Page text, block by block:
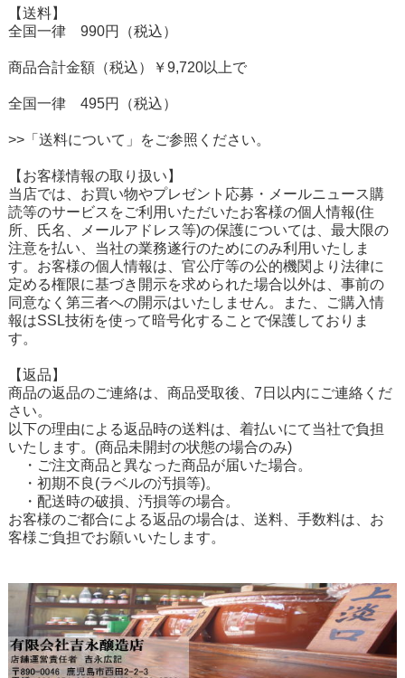
【送料】
全国一律 990円（税込）
商品合計金額（税込）￥9,720以上で
全国一律 495円（税込）
>>「送料について」をご参照ください。
【お客様情報の取り扱い】
当店では、お買い物やプレゼント応募・メールニュース購
読等のサービスをご利用いただいたお客様の個人情報(住
所、氏名、メールアドレス等)の保護については、最大限の
注意を払い、当社の業務遂行のためにのみ利用いたしま
す。お客様の個人情報は、官公庁等の公的機関より法律に
定める権限に基づき開示を求められた場合以外は、事前の
同意なく第三者への開示はいたしません。また、ご購入情
報はSSL技術を使って暗号化することで保護しておりま
す。
【返品】
商品の返品のご連絡は、商品受取後、7日以内にご連絡くだ
さい。
以下の理由による返品時の送料は、着払いにて当社で負担
いたします。(商品未開封の状態の場合のみ)
・ご注文商品と異なった商品が届いた場合。
・初期不良(ラベルの汚損等)。
・配送時の破損、汚損等の場合。
お客様のご都合による返品の場合は、送料、手数料は、お
客様ご負担でお願いいたします。